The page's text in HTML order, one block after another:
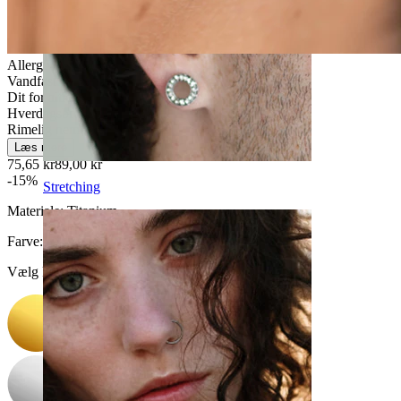
Stretching
Allergivenlig
Vandfast
Dit for altid
Hverdagsbrug
Rimelig nemt
Læs mere
75,65 kr89,00 kr
-15%
Materiale:Titanium
Farve:
Vælg Farve